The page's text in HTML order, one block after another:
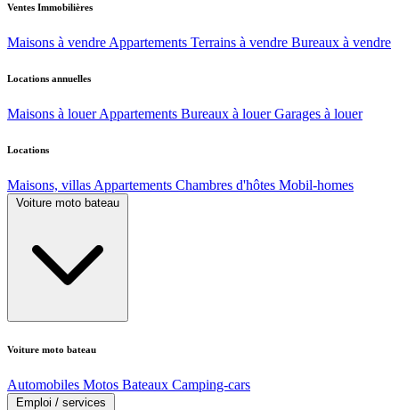
Ventes Immobilières
Maisons à vendre Appartements Terrains à vendre Bureaux à vendre
Locations annuelles
Maisons à louer Appartements Bureaux à louer Garages à louer
Locations
Maisons, villas Appartements Chambres d'hôtes Mobil-homes
Voiture moto bateau
Voiture moto bateau
Automobiles Motos Bateaux Camping-cars
Emploi / services